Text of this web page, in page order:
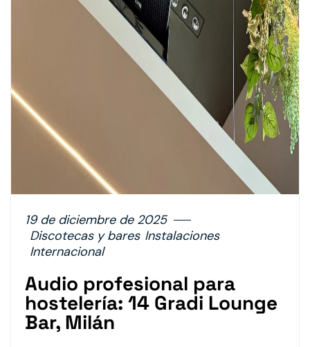
19 de diciembre de 2025
Discotecas y bares Instalaciones
Internacional
Audio profesional para
hostelería: 14 Gradi Lounge
Bar, Milán